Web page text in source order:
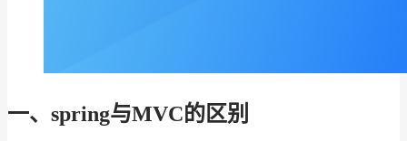
一、spring与MVC的区别